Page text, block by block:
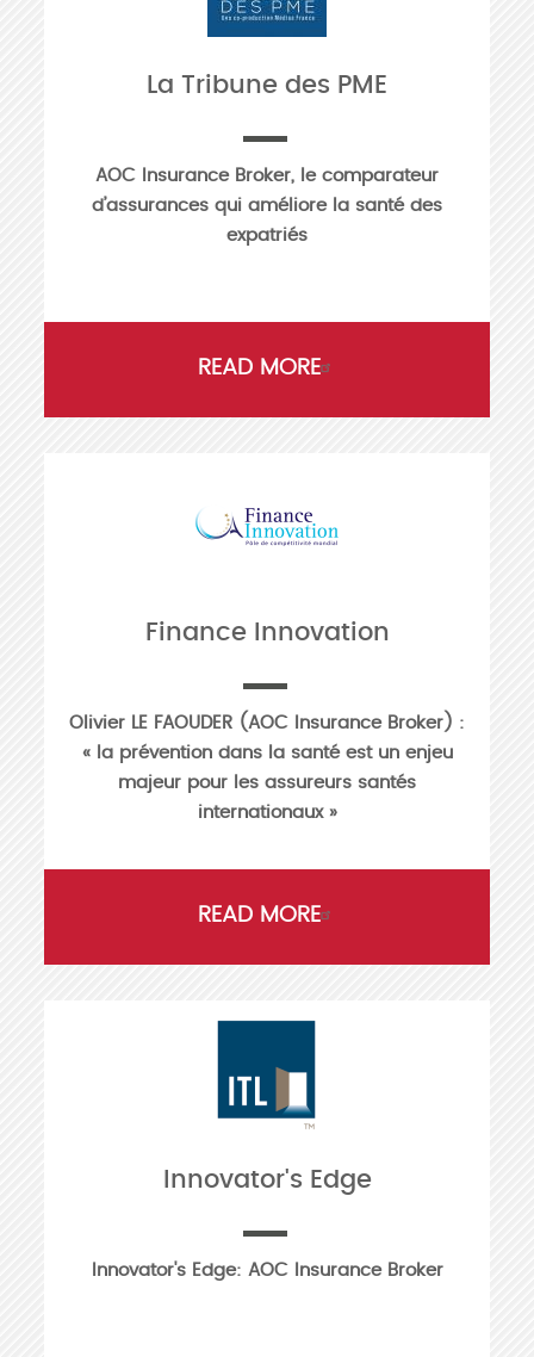
La Tribune des PME
AOC Insurance Broker, le comparateur
d’assurances qui améliore la santé des
expatriés
READ MORE
Finance Innovation
Olivier LE FAOUDER (AOC Insurance Broker) :
« la prévention dans la santé est un enjeu
majeur pour les assureurs santés
internationaux »
READ MORE
Innovator's Edge
Innovator's Edge: AOC Insurance Broker